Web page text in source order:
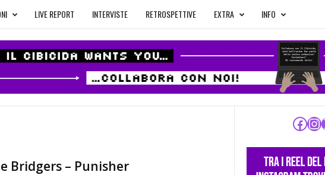
LIVE REPORT INTERVISTE RETROSPETTIVE EXTRA INFO
Bridgers – Punisher
Facebook Instagram